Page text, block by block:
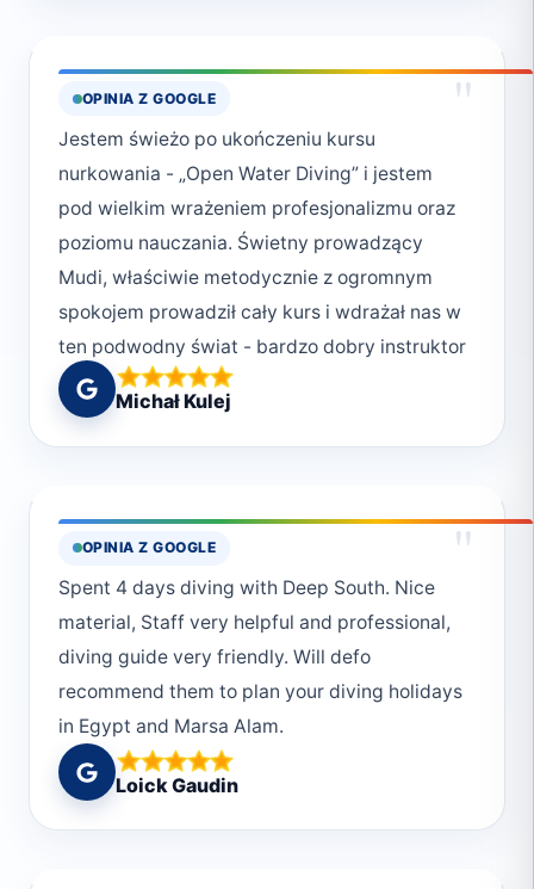
OPINIA Z GOOGLE "
Jestem świeżo po ukończeniu kursu
nurkowania - „Open Water Diving” i jestem
pod wielkim wrażeniem profesjonalizmu oraz
poziomu nauczania. Świetny prowadzący
Mudi, właściwie metodycznie z ogromnym
spokojem prowadził cały kurs i wdrażał nas w
ten podwodny świat - bardzo dobry instruktor
🔥 Warto również wspomnieć o organizatorce
Monice, która z ogromną dozą humoru i
pozytywnej energii wspomaga oraz zarządza
ciekawości i chęci dalszego rozwoju
eksplorowania podwodnego życia. Ogolnie -
jeden z najlepszych kursów w jakim brałem
udział. Polecam! 👌
Michał Kulej
OPINIA Z GOOGLE "
Spent 4 days diving with Deep South. Nice
material, Staff very helpful and professional,
diving guide very friendly. Will defo
recommend them to plan your diving holidays
in Egypt and Marsa Alam.
Loick Gaudin